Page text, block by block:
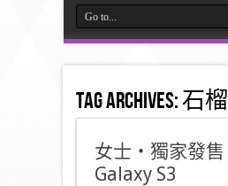
Tag Archives:石
女士‧獨家發
Galaxy S3